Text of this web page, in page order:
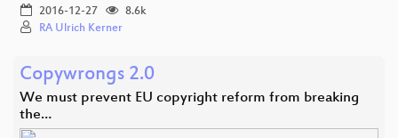
2016-12-27
8.6k
RA Ulrich Kerner
Copywrongs 2.0
We must prevent EU copyright reform from breaking
the…